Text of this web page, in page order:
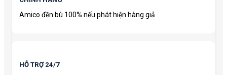
Amico đền bù 100% nếu phát hiện hàng giả
HỖ TRỢ 24/7